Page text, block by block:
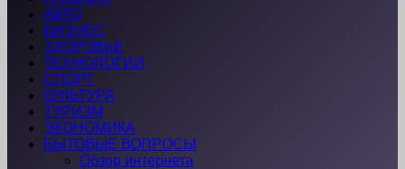
АВТО
БИЗНЕС
ЗДОРОВЬЕ
ТЕХНОЛОГИИ
СПОРТ
КУЛЬТУРА
ТУРИЗМ
ЭКОНОМИКА
БЫТОВЫЕ ВОПРОСЫ
Обзор интернета